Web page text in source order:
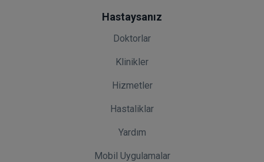
Hastaysanız
Doktorlar
Klinikler
Hizmetler
Hastaliklar
Yardım
Mobil Uygulamalar